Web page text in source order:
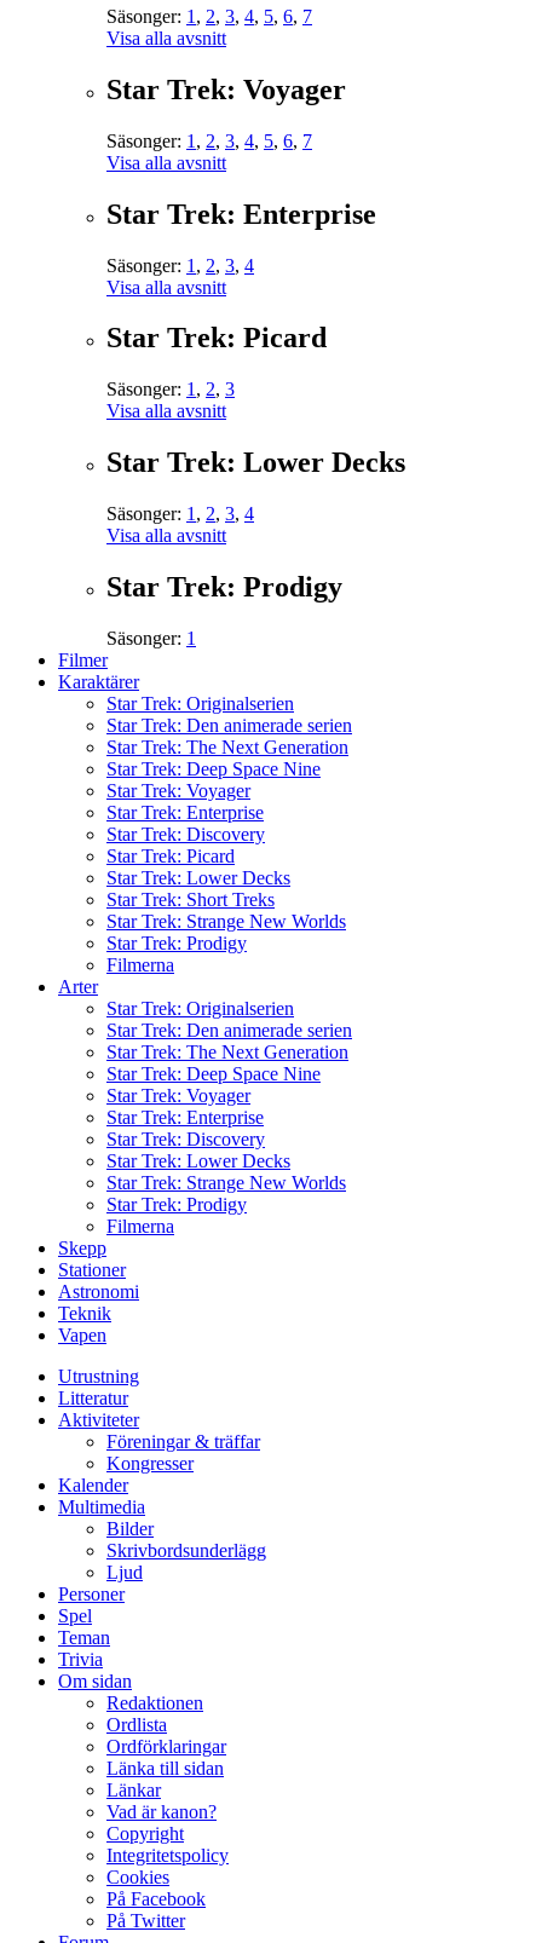
Säsonger: 1 , 2, 3, 4, 5, 6, 7
Visa alla avsnitt
Star Trek: Voyager
Säsonger: 1 , 2, 3, 4, 5, 6, 7
Visa alla avsnitt
Star Trek: Enterprise
Säsonger: 1 , 2, 3, 4
Visa alla avsnitt
Star Trek: Picard
Säsonger: 1 , 2, 3
Visa alla avsnitt
Star Trek: Lower Decks
Säsonger: 1 , 2, 3, 4
Visa alla avsnitt
Star Trek: Prodigy
Säsonger: 1
Filmer
Karaktärer
Star Trek: Originalserien
Star Trek: Den animerade serien
Star Trek: The Next Generation
Star Trek: Deep Space Nine
Star Trek: Voyager
Star Trek: Enterprise
Star Trek: Discovery
Star Trek: Picard
Star Trek: Lower Decks
Star Trek: Short Treks
Star Trek: Strange New Worlds
Star Trek: Prodigy
Filmerna
Arter
Star Trek: Originalserien
Star Trek: Den animerade serien
Star Trek: The Next Generation
Star Trek: Deep Space Nine
Star Trek: Voyager
Star Trek: Enterprise
Star Trek: Discovery
Star Trek: Lower Decks
Star Trek: Strange New Worlds
Star Trek: Prodigy
Filmerna
Skepp
Stationer
Astronomi
Teknik
Vapen
Utrustning
Litteratur
Aktiviteter
Föreningar & träffar
Kongresser
Kalender
Multimedia
Bilder
Skrivbordsunderlägg
Ljud
Personer
Spel
Teman
Trivia
Om sidan
Redaktionen
Ordlista
Ordförklaringar
Länka till sidan
Länkar
Vad är kanon?
Copyright
Integritetspolicy
Cookies
På Facebook
På Twitter